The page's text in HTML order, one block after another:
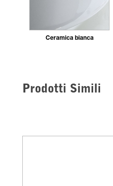
Ceramica bianca
Prodotti Simili